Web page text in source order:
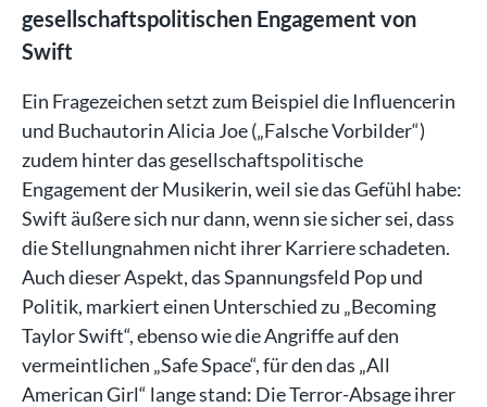
gesellschaftspolitischen Engagement von
Swift
Ein Fragezeichen setzt zum Beispiel die Influencerin
und Buchautorin Alicia Joe („Falsche Vorbilder“)
zudem hinter das gesellschaftspolitische
Engagement der Musikerin, weil sie das Gefühl habe:
Swift äußere sich nur dann, wenn sie sicher sei, dass
die Stellungnahmen nicht ihrer Karriere schadeten.
Auch dieser Aspekt, das Spannungsfeld Pop und
Politik, markiert einen Unterschied zu „Becoming
Taylor Swift“, ebenso wie die Angriffe auf den
vermeintlichen „Safe Space“, für den das „All
American Girl“ lange stand: Die Terror-Absage ihrer